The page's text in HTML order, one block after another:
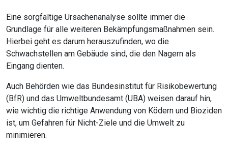
Eine sorgfältige Ursachenanalyse sollte immer die
Grundlage für alle weiteren Bekämpfungsmaßnahmen sein.
Hierbei geht es darum herauszufinden, wo die
Schwachstellen am Gebäude sind, die den Nagern als
Eingang dienten.
Auch Behörden wie das Bundesinstitut für Risikobewertung
(BfR) und das Umweltbundesamt (UBA) weisen darauf hin,
wie wichtig die richtige Anwendung von Ködern und Bioziden
ist, um Gefahren für Nicht-Ziele und die Umwelt zu
minimieren.